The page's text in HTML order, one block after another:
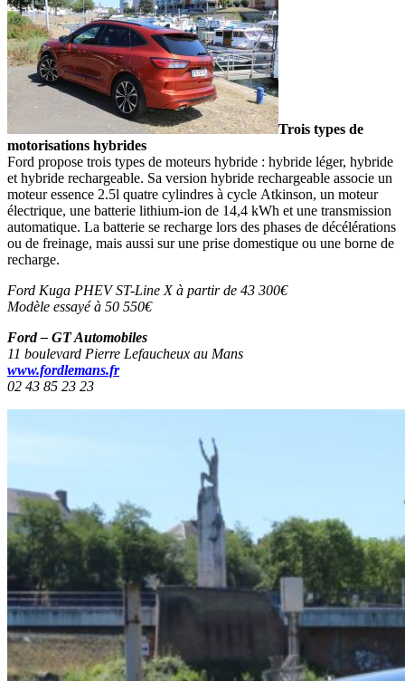
Trois types de
motorisations hybrides
Ford propose trois types de moteurs hybride : hybride léger, hybride
et hybride rechargeable. Sa version hybride rechargeable associe un
moteur essence 2.5l quatre cylindres à cycle Atkinson, un moteur
électrique, une batterie lithium-ion de 14,4 kWh et une transmission
automatique. La batterie se recharge lors des phases de décélérations
ou de freinage, mais aussi sur une prise domestique ou une borne de
recharge.
Ford Kuga PHEV ST-Line X à partir de 43 300€
Modèle essayé à 50 550€
Ford – GT Automobiles
11 boulevard Pierre Lefaucheux au Mans
www.fordlemans.fr
02 43 85 23 23